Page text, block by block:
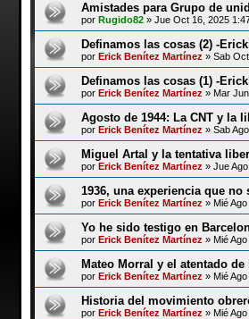
Amistades para Grupo de
por Rugido82» Jue Oct 16, 2025
Definamos las cosas (2) -
por Erick Benítez Martínez » Sab
Definamos las cosas (1) -
por Erick Benítez Martínez » Mar
Agosto de 1944: La CNT y la
por Erick Benítez Martínez » Sab
Miguel Artal y la tentativa
por Erick Benítez Martínez » Jue
1936, una experiencia que
por Erick Benítez Martínez » Mié
Yo he sido testigo en
por Erick Benítez Martínez » Mié
Mateo Morral y el atentado
por Erick Benítez Martínez » Mié
Historia del movimiento
por Erick Benítez Martínez » Mié